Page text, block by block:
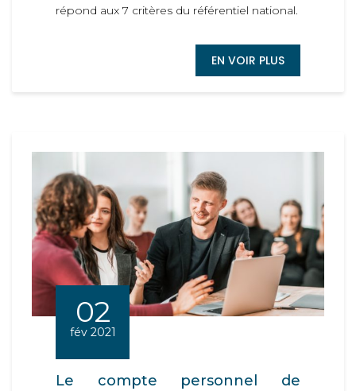
répond aux 7 critères du référentiel national.
EN VOIR PLUS
02
fév 2021
Le compte personnel de